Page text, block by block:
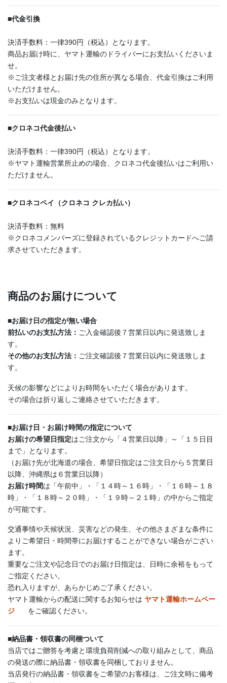
■代金引換
決済手数料：一律390円（税込）となります。
商品お届け時に、ヤマト運輸のドライバーにお支払いくださいま
せ。
※ご注文者様とお届け先の住所が異なる場合、代金引換はご利用
いただけません。
※お支払いは現金のみとなります。
■クロネコ代金後払い
決済手数料：一律390円（税込）となります。
※ヤマト運輸営業所止めの場合、クロネコ代金後払いはご利用い
ただけません。
■クロネコペイ（クロネコ クレカ払い）
決済手数料：無料
※クロネコメンバーズに登録されているクレジットカードへご請
求させていただきます。
商品のお届けについて
■お届け日の指定が無い場合
前払いのお支払方法： ご入金確認後７営業日以内に発送致しま
す。
その他のお支払方法： ご注文確認後７営業日以内に発送致しま
す。
天候の影響などによりお時間をいただく場合があります。
その場合は折り返しご連絡させていただきます。
■お届け日・お届け時間の指定について
お届けの希望日指定はご注文から「４営業日以降」～「１５日目
まで」となります。
（お届け先が北海道の場合、希望日指定はご注文日から５営業日
以降、沖縄県は６営業日以降）
お届け時間は「午前中」・「１４時～１６時」・「１６時～１８
時」・「１８時～２０時」・「１９時～２１時」の中からご指定
が可能です。
交通事情や天候状況、災害などの発生、その他さまざまな条件に
よりご希望日・時間帯にお届けすることができない場合がござい
ます。
重要なご注文や記念日でのお届け日指定は、日時に余裕をもって
ご指定ください。
恐れ入りますが、あらかじめご了承ください。
ヤマト運輸からの配送に関するお知らせは ヤマト運輸ホームペー
ジ
をご確認ください。
■納品書・領収書の同梱ついて
当店ではご贈答を考慮と環境負荷削減への取り組みとして、商品
の発送の際に納品書・領収書を同梱しておりません。
当店発行の納品書・領収書をご希望のお客様は、ご注文時に備考